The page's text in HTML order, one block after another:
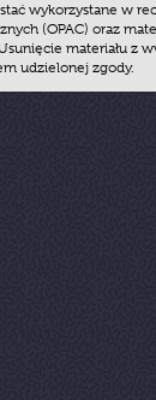
wykorzystane w
(OPAC) oraz
materiału z
udzielonej zgody.